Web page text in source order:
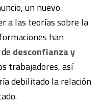
un nuevo
a las teorías sobre la
han
desconfianza y
trabajadores, así
debilitado la relación